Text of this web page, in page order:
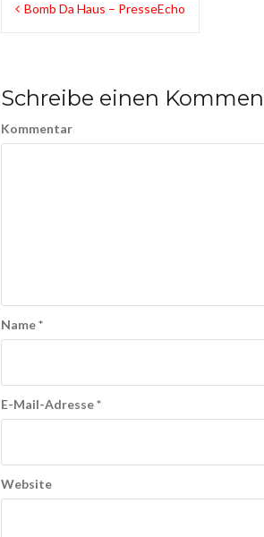
B
t
r
v
i
a
t
i
o
Bomb Da Haus – PresseEcho
Schreibe einen
Kommentar
Name*
E-Mail-Adresse*
Website